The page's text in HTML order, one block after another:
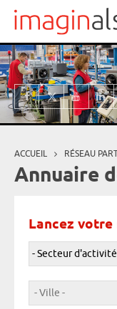
Aller au contenu principal
Vous êtes ici
ACCUEIL RÉSEAU
Annuaire
Lancez
Panneau de gestion des